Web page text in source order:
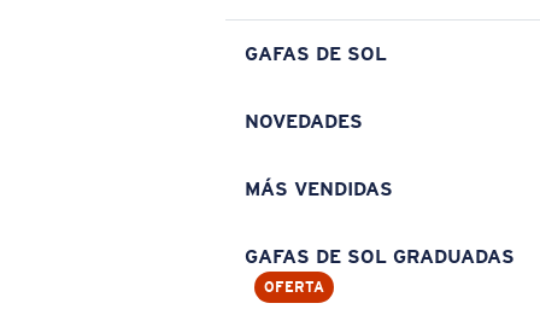
GAFAS DE SOL
NOVEDADES
MÁS VENDIDAS
GAFAS DE SOL GRADUADAS
OFERTA
Gafas de sol personalizadas
Los más vendidos de gafas de sol